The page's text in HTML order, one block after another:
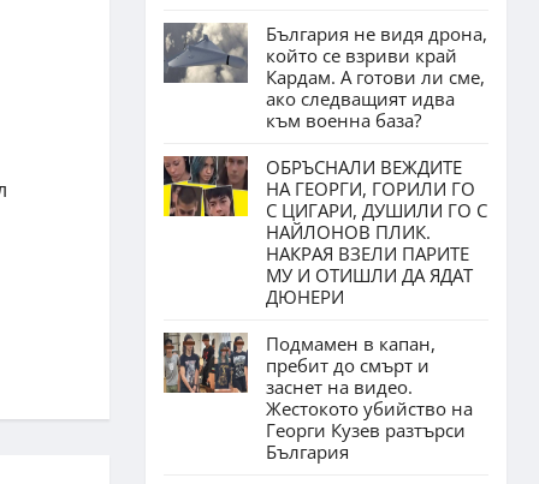
България не видя дрона,
който се взриви край
Кардам. А готови ли сме,
ако следващият идва
към военна база?
ОБРЪСНАЛИ ВЕЖДИТЕ
НА ГЕОРГИ, ГОРИЛИ ГО
С ЦИГАРИ, ДУШИЛИ ГО С
НАЙЛОНОВ ПЛИК.
НАКРАЯ ВЗЕЛИ ПАРИТЕ
МУ И ОТИШЛИ ДА ЯДАТ
ДЮНЕРИ
Подмамен в капан,
пребит до смърт и
заснет на видео.
Жестокото убийство на
Георги Кузев разтърси
България